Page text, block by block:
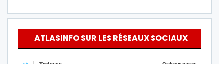
ATLASINFO SUR LES RÉSEAUX SOCIAUX